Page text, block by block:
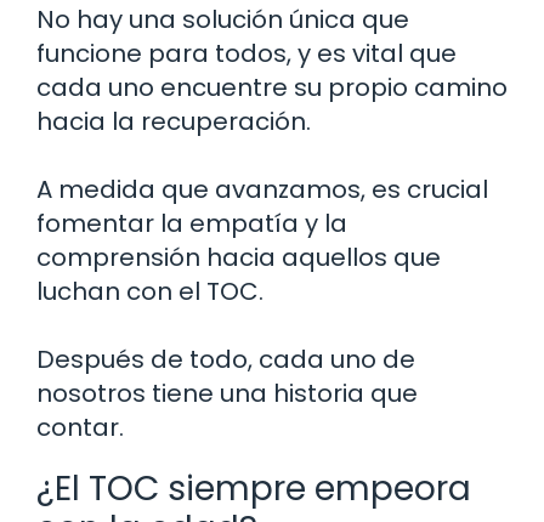
No hay una solución única que
funcione para todos, y es vital que
cada uno encuentre su propio camino
hacia la recuperación.
A medida que avanzamos, es crucial
fomentar la empatía y la
comprensión hacia aquellos que
luchan con el TOC.
Después de todo, cada uno de
nosotros tiene una historia que
contar.
¿El TOC siempre empeora